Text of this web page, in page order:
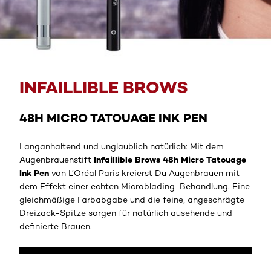
INFAILLIBLE BROWS
48H MICRO TATOUAGE INK PEN
Langanhaltend und unglaublich natürlich: Mit dem
Augenbrauenstift Infaillible Brows 48h Micro Tatouage
Ink Pen von L’Oréal Paris kreierst Du Augenbrauen mit
dem Effekt einer echten Microblading-Behandlung. Eine
gleichmäßige Farbabgabe und die feine, angeschrägte
Dreizack-Spitze sorgen für natürlich ausehende und
definierte Brauen.